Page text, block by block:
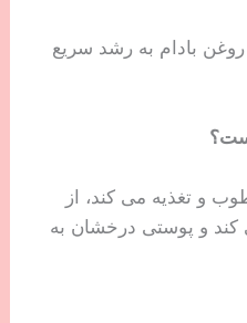
بادام به رشد سریع
و تغذیه می کند، از
و پوستی درخشان به